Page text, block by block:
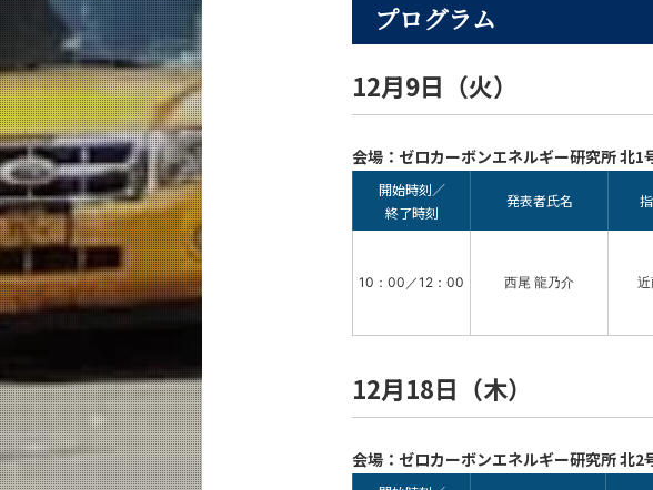
プログラム
12月9日（火）
会場：ゼロカーボンエネルギー研究所 北1
開始時刻／
終了時刻
発表者氏名
10：00／12：00 西尾 龍乃介
12月18日（木）
会場：ゼロカーボンエネルギー研究所 北2